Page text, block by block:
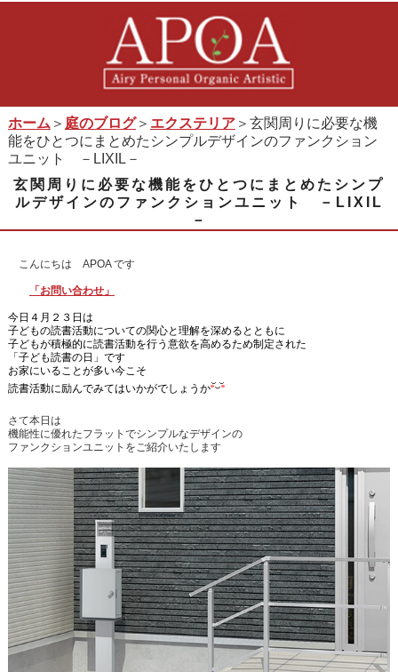
ホーム ＞ 庭のブログ＞ エクステリア＞玄関周りに必要な機
能をひとつにまとめたシンプルデザインのファンクション
ユニット －LIXIL－
玄関周りに必要な機能をひとつにまとめたシンプ
ルデザインのファンクションユニット －LIXIL
－
こんにちは APOA です
「お問い合わせ」
今日４月２３日は
子どもの読書活動についての関心と理解を深めるとともに
子どもが積極的に読書活動を行う意欲を高めるため制定された
「子ども読書の日」です
お家にいることが多い今こそ
読書活動に励んでみてはいかがでしょうか
さて本日は
機能性に優れたフラットでシンプルなデザインの
ファンクションユニットをご紹介いたします